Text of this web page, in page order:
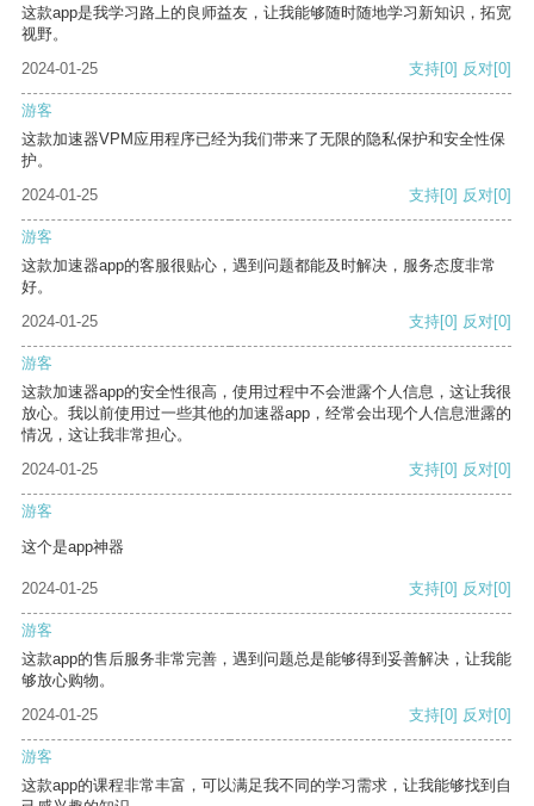
这款app是我学习路上的良师益友，让我能够随时随地学习新知识，拓宽
视野。
2024-01-25
支持[0] 反对[0]
游客
这款加速器VPM应用程序已经为我们带来了无限的隐私保护和安全性保
护。
2024-01-25
支持[0] 反对[0]
游客
这款加速器app的客服很贴心，遇到问题都能及时解决，服务态度非常
好。
2024-01-25
支持[0] 反对[0]
游客
这款加速器app的安全性很高，使用过程中不会泄露个人信息，这让我很
放心。我以前使用过一些其他的加速器app，经常会出现个人信息泄露的
情况，这让我非常担心。
2024-01-25
支持[0] 反对[0]
游客
这个是app神器
2024-01-25 支持[0] 反对[0]
游客
这款app的售后服务非常完善，遇到问题总是能够得到妥善解决，让我能
够放心购物。
2024-01-25
支持[0] 反对[0]
游客
这款app的课程非常丰富，可以满足我不同的学习需求，让我能够找到自